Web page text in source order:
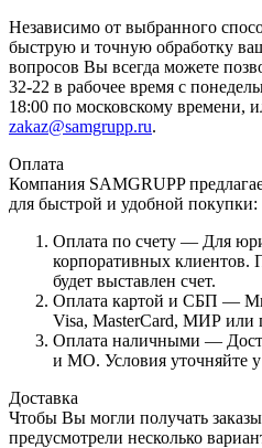
Независимо от выбранного
быструю и точную обработку
вопросов Вы всегда можете
32-22 в рабочее время с
18:00 по московскому времени,
zakaz@samgrupp.ru.
Оплата
Компания SAMGRUPP
для быстрой и удобной покупки:
Оплата по счету — Для
корпоративных клиентов.
будет выставлен счет.
Оплата картой и СБП —
Visa, MasterCard, МИР или
Оплата наличными —
и МО. Условия уточняйте
Доставка
Чтобы Вы могли получать
предусмотрели несколько